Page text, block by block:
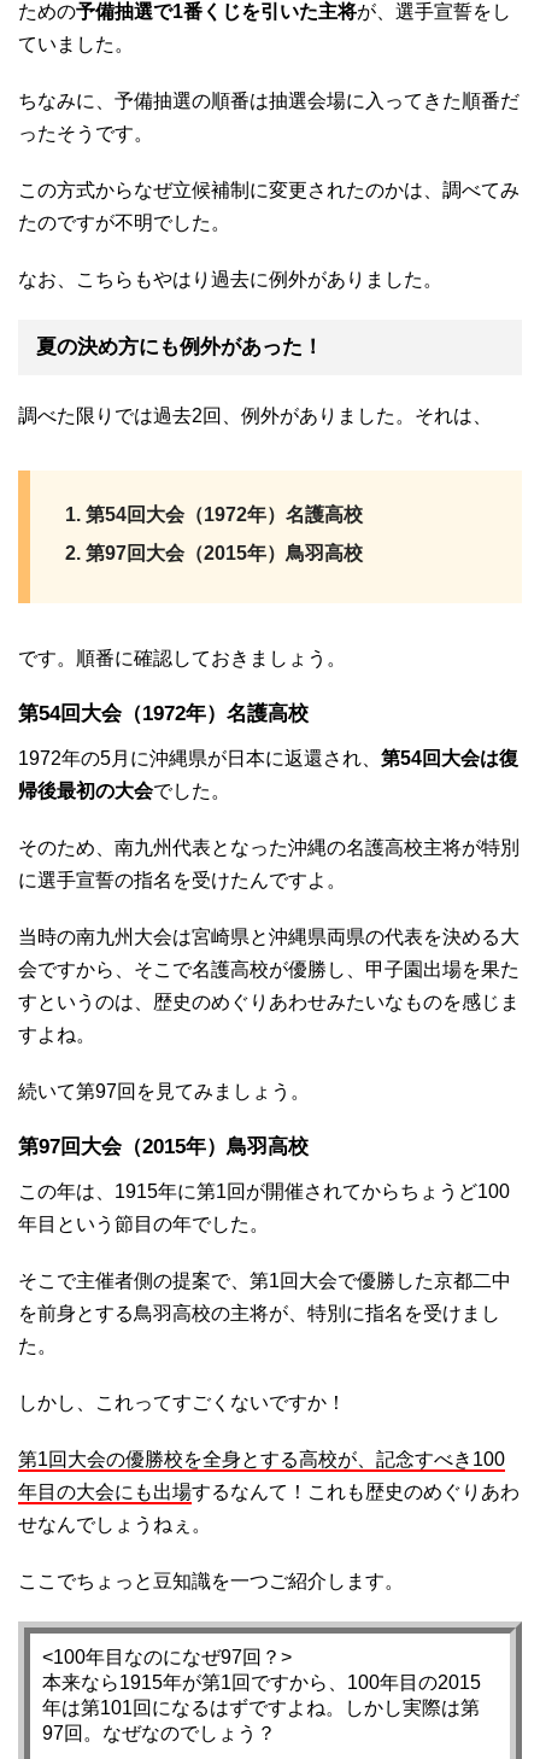
ための予備抽選で1番くじを引いた主将が、選手宣誓をし
ていました。
ちなみに、予備抽選の順番は抽選会場に入ってきた順番だ
ったそうです。
この方式からなぜ立候補制に変更されたのかは、調べてみ
たのですが不明でした。
なお、こちらもやはり過去に例外がありました。
夏の決め方にも例外があった！
調べた限りでは過去2回、例外がありました。それは、
第54回大会（1972年）名護高校
第97回大会（2015年）鳥羽高校
です。順番に確認しておきましょう。
第54回大会（1972年）名護高校
1972年の5月に沖縄県が日本に返還され、 第54回大会は復
帰後最初の大会でした。
そのため、南九州代表となった沖縄の名護高校主将が特別
に選手宣誓の指名を受けたんですよ。
当時の南九州大会は宮崎県と沖縄県両県の代表を決める大
会ですから、そこで名護高校が優勝し、甲子園出場を果た
すというのは、歴史のめぐりあわせみたいなものを感じま
すよね。
続いて第97回を見てみましょう。
第97回大会（2015年）鳥羽高校
この年は、1915年に第1回が開催されてからちょうど100
年目という節目の年でした。
そこで主催者側の提案で、第1回大会で優勝した京都二中
を前身とする鳥羽高校の主将が、特別に指名を受けまし
た。
しかし、これってすごくないですか！
第1回大会の優勝校を全身とする高校が、記念すべき100
年目の大会にも出場するなんて！これも歴史のめぐりあわ
せなんでしょうねぇ。
ここでちょっと豆知識を一つご紹介します。
<100年目なのになぜ97回？>
本来なら1915年が第1回ですから、100年目の2015
年は第101回になるはずですよね。しかし実際は第
97回。なぜなのでしょう？